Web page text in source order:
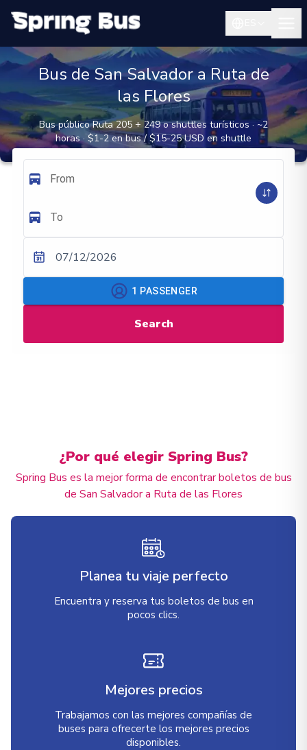
Bus de San Salvador a Ruta de
las Flores
Bus público Ruta 205 + 249 o shuttles turísticos · ~2
horas · $1-2 en bus / $15-25 USD en shuttle
From
To
07/12/2026
1 PASSENGER
Search
¿Por qué elegir Spring Bus?
Spring Bus es la mejor forma de encontrar boletos de bus
de San Salvador a Ruta de las Flores
Planea tu viaje perfecto
Encuentra y reserva tus boletos de bus en
pocos clics.
Mejores precios
Trabajamos con las mejores compañías de
buses para ofrecerte los mejores precios
disponibles.